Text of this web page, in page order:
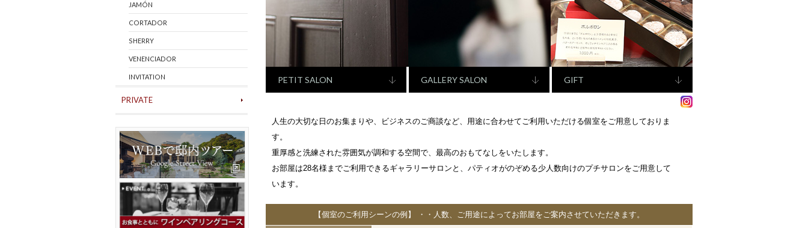
PETIT SALON GALLERY SALON GIFT
人生の大切な日のお集まりや、ビジネスのご商談など、用途に合わせてご利用いただける個室をご用意しておりま
す。
重厚感と洗練された雰囲気が調和する空間で、最高のおもてなしをいたします。
お部屋は28名様までご利用できるギャラリーサロンと、パティオがのぞめる少人数向けのプチサロンをご用意して
います。
【個室のご利用シーンの例】 ・・人数、ご用途によってお部屋をご案内させていただきます。
JAMÓN
CORTADOR
SHERRY
VENENCIADOR
INVITATION
PRIVATE